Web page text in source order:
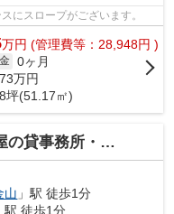
にスロープがございます。
万円 (管理費等：28,948円 )
0ヶ月
万円
坪(51.17㎡)
所・貸オフィス 】
山 」駅 徒歩1分
駅 徒歩1分